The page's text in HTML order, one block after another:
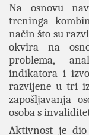
Na osnovu
treninga
način što su
okvira na
problema,
indikatora i
razvijene u tri
zapošljavanja
osoba s
Aktivnost je dio